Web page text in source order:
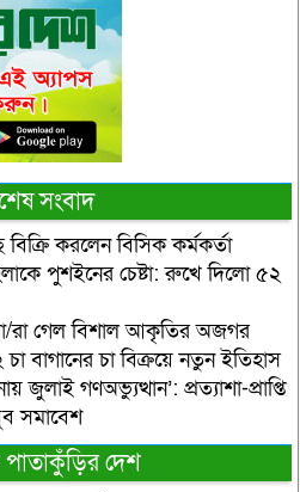
সংবাদ
বিক্রি করলেন বিসিক কর্মকর্তা
পুশইনের চেষ্টা: রুখে দিলো ৫২
রা গেল বিশাল আকৃতির অজগর
বাগানের চা বিক্রয়ে নতুন ইতিহাস
জুলাই গণঅভ্যুত্থান’: প্রত্যাশা-প্রাপ্তি
সমাবেশ
পাতাকুঁড়ির দেশ